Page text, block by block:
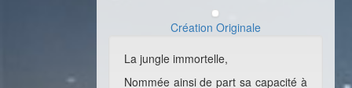
Création Originale
La jungle immortelle,
Nommée ainsi de part sa capacité à